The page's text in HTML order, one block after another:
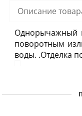
Описание
Однорычажный
поворотным
воды. .Отделка